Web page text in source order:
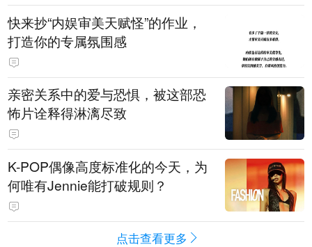
快来抄“内娱审美天赋怪”的作业，
打造你的专属氛围感
亲密关系中的爱与恐惧，被这部恐
怖片诠释得淋漓尽致
K-POP偶像高度标准化的今天，为
何唯有Jennie能打破规则？
点击查看更多